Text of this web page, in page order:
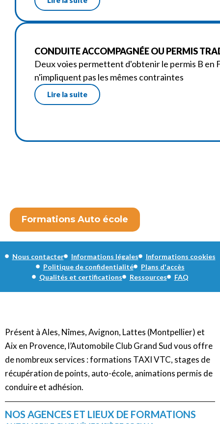
CONDUITE ACCOMPAGNÉE OU PERMIS
Deux voies permettent d'obtenir le permis B en
n'impliquent pas les mêmes contraintes
Lire la suite
Formations Auto école
Nous contacter Informations légales
Informations cookies
Politique de confidentialité
Plans d'accès
Qualités et certifications
Ressources FAQ
Présent à Ales, Nîmes, Avignon, Lattes (Montpellier) et
Aix en Provence, l’Automobile Club Grand Sud vous offre
de nombreux services : formations TAXI VTC, stages de
récupération de points, auto-école, animations permis de
conduire et adhésion.
NOS AGENCES ET LIEUX DE FORMATIONS